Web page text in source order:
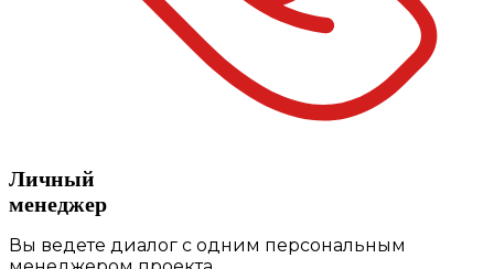
Личный
менеджер
Вы ведете диалог с одним персональным